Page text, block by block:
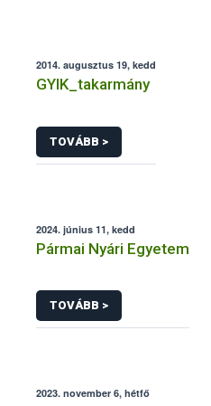
2014. augusztus 19, kedd
GYIK_takarmány
TOVÁBB >
2024. június 11, kedd
Pármai Nyári Egyetem
TOVÁBB >
2023. november 6, hétfő